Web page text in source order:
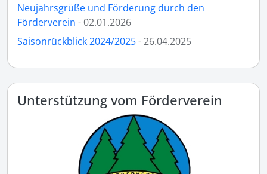
Neujahrsgrüße und Förderung durch den
Förderverein - 02.01.2026
Saisonrückblick 2024/2025- 26.04.2025
Unterstützung vom Förderverein